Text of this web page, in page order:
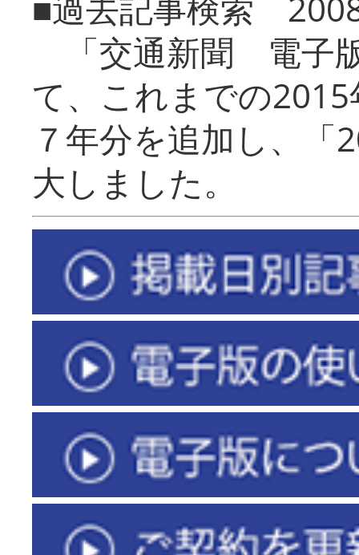
「交通新聞 電子
て、これまでの
７年分を追加し、「
大しまし